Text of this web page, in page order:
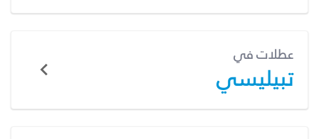
عطلات في
تبيليسي